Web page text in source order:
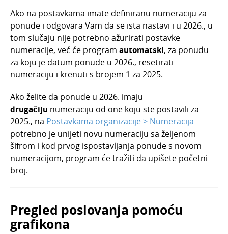
Ako na postavkama imate definiranu numeraciju za
ponude i odgovara Vam da se ista nastavi i u 2026., u
tom slučaju nije potrebno ažurirati postavke
numeracije, već će program automatski, za ponudu
za koju je datum ponude u 2026., resetirati
numeraciju i krenuti s brojem 1 za 2025.
Ako želite da ponude u 2026. imaju
drugačiju numeraciju od one koju ste postavili za
2025., na Postavkama organizacije > Numeracija
potrebno je unijeti novu numeraciju sa željenom
šifrom i kod prvog ispostavljanja ponude s novom
numeracijom, program će tražiti da upišete početni
broj.
Pregled poslovanja pomoću
grafikona